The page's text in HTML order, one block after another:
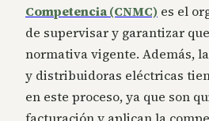
Competencia (CNMC) es el
de supervisar y garantizar
normativa vigente. Además,
y distribuidoras eléctricas
en este proceso, ya que son